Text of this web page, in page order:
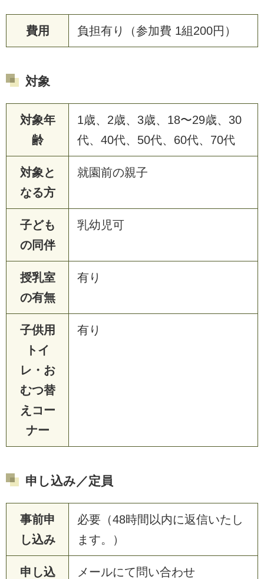
費用 負担有り（参加費 1組200円）
対象
対象年
齢
1歳、2歳、3歳、18〜29歳、30
代、40代、50代、60代、70代
対象と
なる方
就園前の親子
子ども
の同伴
乳幼児可
授乳室
の有無
有り
子供用
トイ
レ・お
むつ替
えコー
ナー
有り
申し込み／定員
事前申
し込み
必要（48時間以内に返信いたし
ます。）
申し込
メールにて問い合わせ